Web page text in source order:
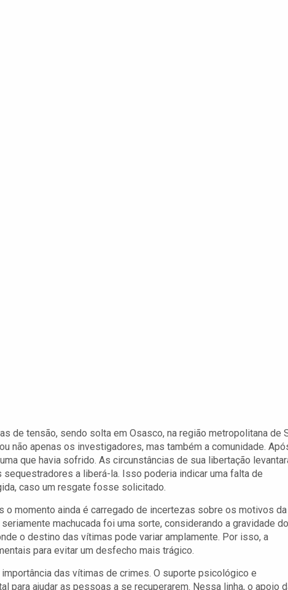
de tensão, sendo solta em Osasco, na região metropolitana de
não apenas os investigadores, mas também a comunidade.
que havia sofrido. As circunstâncias de sua libertação
a liberá-la. Isso poderia indicar uma falta de
caso um resgate fosse solicitado.
o momento ainda é carregado de incertezas sobre os motivos da
machucada foi uma sorte, considerando a gravidade do
o destino das vítimas pode variar amplamente. Por isso, a
para evitar um desfecho mais trágico.
das vítimas de crimes. O suporte psicológico e
para ajudar as pessoas a se recuperarem. Nessa linha, o apoio